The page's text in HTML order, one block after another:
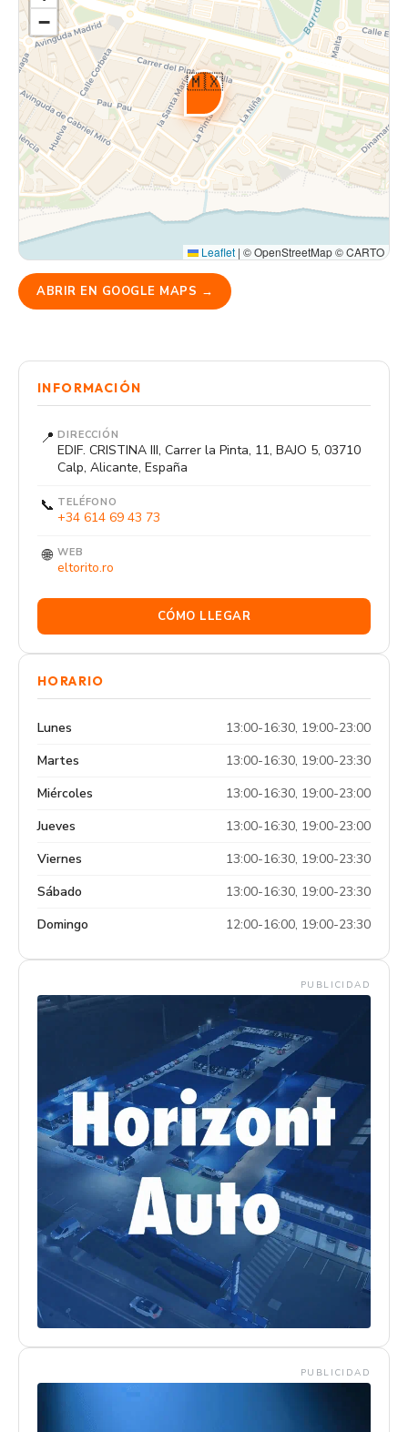
🇲🇽
−
Leaflet | © OpenStreetMap © CARTO
ABRIR EN GOOGLE MAPS →
INFORMACIÓN
📍 DIRECCIÓN
EDIF. CRISTINA III, Carrer la Pinta, 11, BAJO 5, 03710
Calp, Alicante, España
📞 TELÉFONO
+34 614 69 43 73
🌐 WEB
eltorito.ro
CÓMO LLEGAR
HORARIO
Lunes
13:00-16:30, 19:00-23:00
Martes
13:00-16:30, 19:00-23:30
Miércoles
13:00-16:30, 19:00-23:00
Jueves
13:00-16:30, 19:00-23:00
Viernes
13:00-16:30, 19:00-23:30
Sábado
13:00-16:30, 19:00-23:30
Domingo
12:00-16:00, 19:00-23:30
PUBLICIDAD
PUBLICIDAD